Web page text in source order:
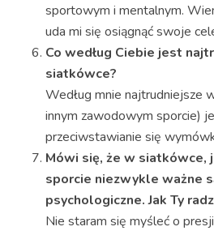
sportowym i mentalnym.
uda mi się osiągnąć swoje
Co według Ciebie jest
siatkówce?
Według mnie najtrudniejsze
innym zawodowym sporcie)
przeciwstawianie się
Mówi się, że w siatkówce,
sporcie niezwykle ważne
psychologiczne. Jak Ty
Nie staram się myśleć o